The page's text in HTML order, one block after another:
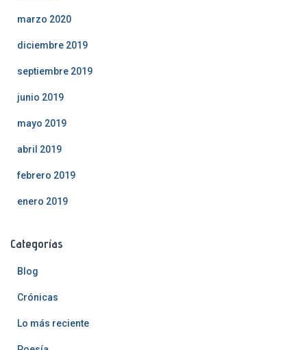
marzo 2020
diciembre 2019
septiembre 2019
junio 2019
mayo 2019
abril 2019
febrero 2019
enero 2019
Categorías
Blog
Crónicas
Lo más reciente